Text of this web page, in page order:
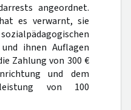
angeordnet.
es verwarnt, sie
ihnen Auflagen
Zahlung von 300 €
und dem
von 100